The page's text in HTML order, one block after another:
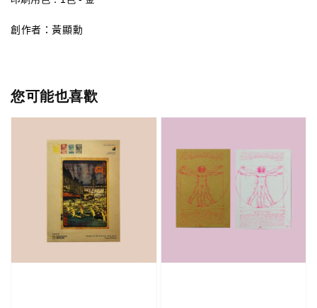
創作者：黃顯勳
您可能也喜歡